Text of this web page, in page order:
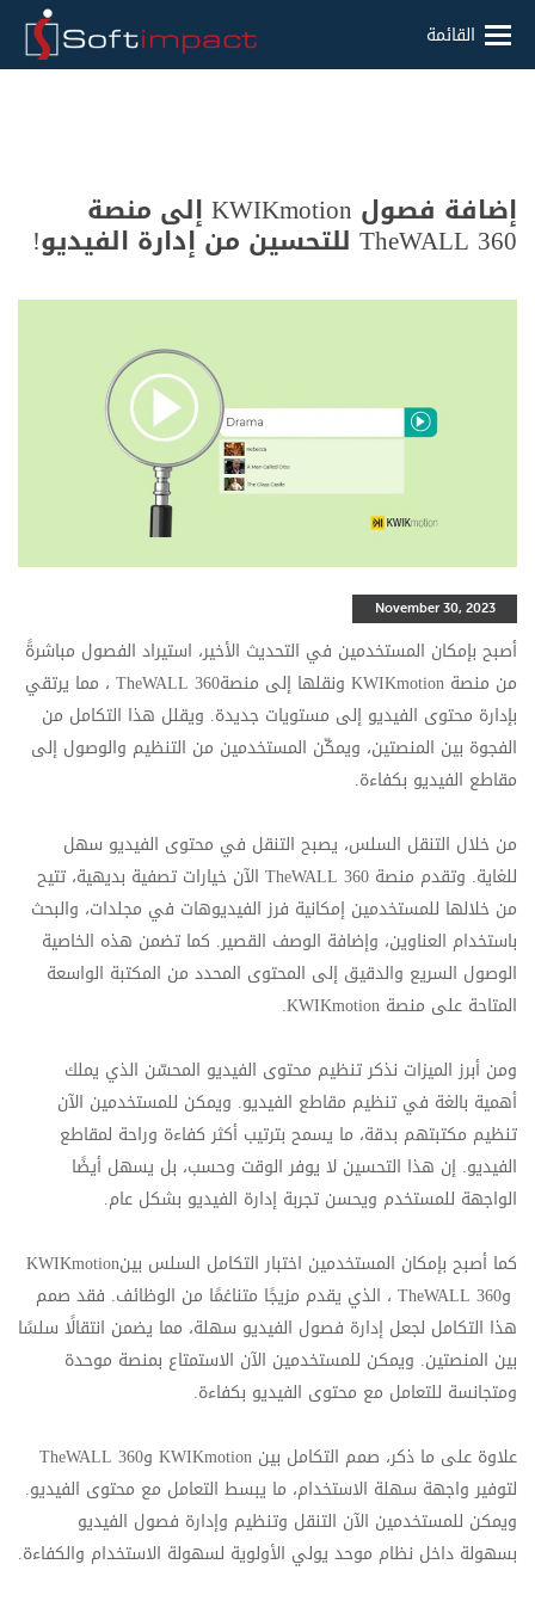
القائمة
إضافة فصول KWIKmotion إلى منصة
TheWALL 360 للتحسين من إدارة الفيديو!
November 30, 2023
أصبح بإمكان المستخدمين في التحديث الأخير، استيراد الفصول مباشرةً
من منصة KWIKmotion ونقلها إلى منصةTheWALL 360 ، مما يرتقي
بإدارة محتوى الفيديو إلى مستويات جديدة. ويقلل هذا التكامل من
الفجوة بين المنصتين، ويمكّن المستخدمين من التنظيم والوصول إلى
مقاطع الفيديو بكفاءة.
من خلال التنقل السلس، يصبح التنقل في محتوى الفيديو سهل
للغاية. وتقدم منصة TheWALL 360 الآن خيارات تصفية بديهية، تتيح
من خلالها للمستخدمين إمكانية فرز الفيديوهات في مجلدات، والبحث
باستخدام العناوين، وإضافة الوصف القصير. كما تضمن هذه الخاصية
الوصول السريع والدقيق إلى المحتوى المحدد من المكتبة الواسعة
المتاحة على منصة KWIKmotion
.
ومن أبرز الميزات نذكر تنظيم محتوى الفيديو المحسّن الذي يملك
أهمية بالغة في تنظيم مقاطع الفيديو. ويمكن للمستخدمين الآن
تنظيم مكتبتهم بدقة، ما يسمح بترتيب أكثر كفاءة وراحة لمقاطع
الفيديو. إن هذا التحسين لا يوفر الوقت وحسب، بل يسهل أيضًا
الواجهة للمستخدم ويحسن تجربة إدارة الفيديو بشكل عام.
كما أصبح بإمكان المستخدمين اختبار التكامل السلس بينKWIKmotion
وTheWALL 360 ، الذي يقدم مزيجًا متناغمًا من الوظائف. فقد صمم
هذا التكامل لجعل إدارة فصول الفيديو سهلة، مما يضمن انتقالًا سلسًا
بين المنصتين. ويمكن للمستخدمين الآن الاستمتاع بمنصة موحدة
ومتجانسة للتعامل مع محتوى الفيديو بكفاءة.
علاوة على ما ذكر، صمم التكامل بين KWIKmotion وTheWALL 360
لتوفير واجهة سهلة الاستخدام، ما يبسط التعامل مع محتوى الفيديو.
ويمكن للمستخدمين الآن التنقل وتنظيم وإدارة فصول الفيديو
بسهولة داخل نظام موحد يولي الأولوية لسهولة الاستخدام والكفاءة.